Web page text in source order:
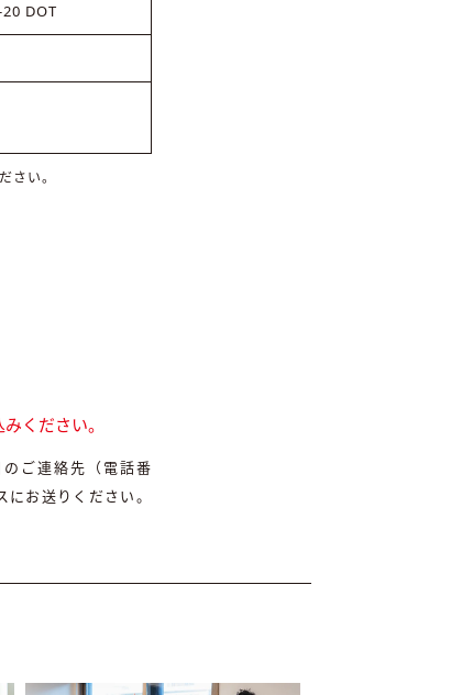
DOT
さい。
ください。
ご連絡先（電話番
お送りください。